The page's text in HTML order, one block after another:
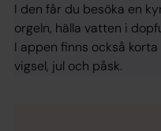
I den får du besöka en
orgeln, hälla vatten i
I appen finns också
vigsel, jul och påsk.